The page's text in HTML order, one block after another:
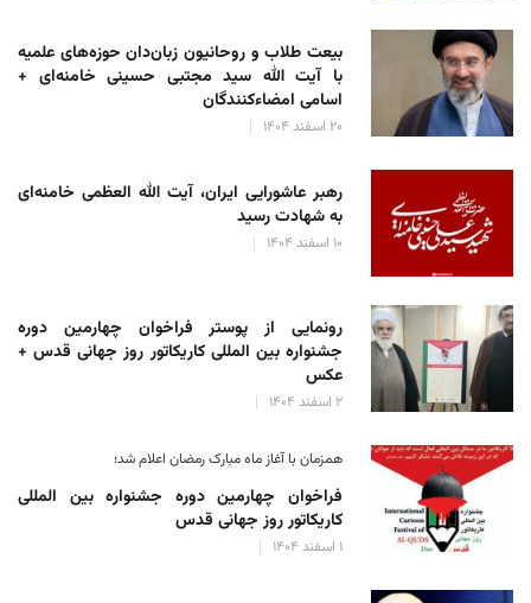
بیعت طلاب و روحانیون زبان‌دان حوزه‌های علمیه
با آیت الله سید مجتبی حسینی خامنه‌ای +
اسامی امضاءکنندگان
۲۰ اسفند ۱۴۰۴
رهبر عاشورایی ایران، آیت الله العظمی خامنه‌ای
به شهادت رسید
۱۰ اسفند ۱۴۰۴
رونمایی از پوستر فراخوان چهارمین دوره
جشنواره بین المللی کاریکاتور روز جهانی قدس +
عکس
۲ اسفند ۱۴۰۴
همزمان با آغاز ماه مبارک رمضان اعلام شد؛
فراخوان چهارمین دوره جشنواره بین المللی
کاریکاتور روز جهانی قدس
۱ اسفند ۱۴۰۴